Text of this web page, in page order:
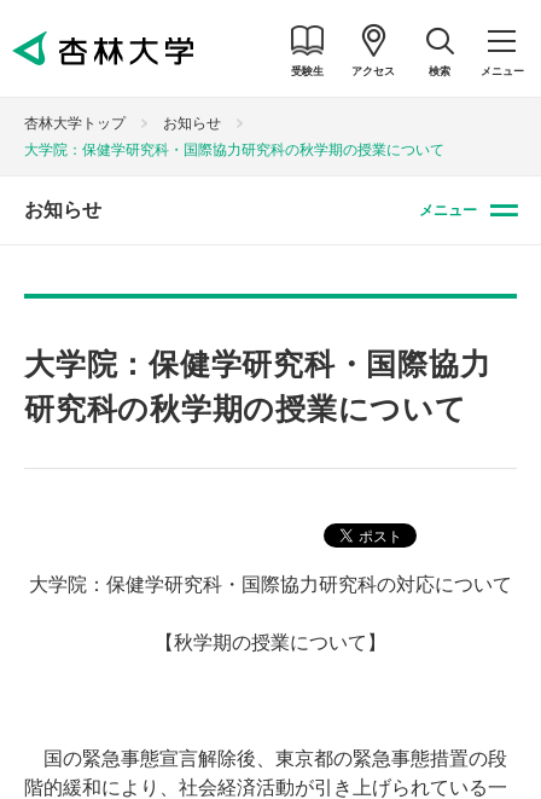
受験生 アクセス 検索 メニュー
杏林大学トップ
お知らせ
大学院：保健学研究科・国際協力研究科の秋学期の授業について
お知らせ メニュー
大学院：保健学研究科・国際協力
研究科の秋学期の授業について
大学院：保健学研究科・国際協力研究科の対応について
【秋学期の授業について】
国の緊急事態宣言解除後、東京都の緊急事態措置の段
階的緩和により、社会経済活動が引き上げられている一